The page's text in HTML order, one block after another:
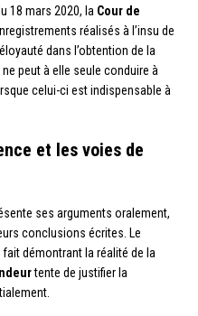
18 mars 2020, la Cour de
réalisés à l’insu de
dans l’obtention de la
peut à elle seule conduire à
celui-ci est indispensable à
et les voies de
ses arguments oralement,
conclusions écrites. Le
démontrant la réalité de la
tente de justifier la